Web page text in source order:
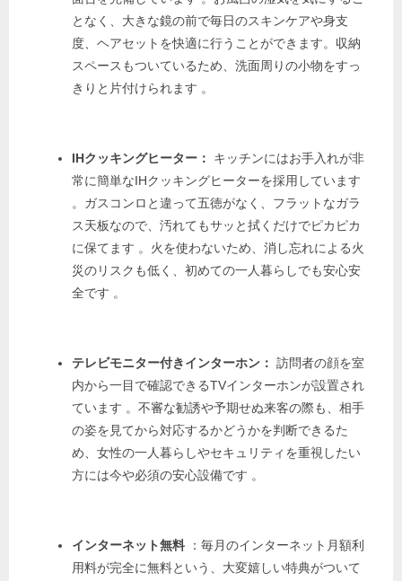
となく、大きな鏡の前で毎日のスキンケアや身支
度、ヘアセットを快適に行うことができます。収納
スペースもついているため、洗面周りの小物をすっ
きりと片付けられます 。
IHクッキングヒーター：
キッチンにはお手入れが非
常に簡単なIHクッキングヒーターを採用しています
。ガスコンロと違って五徳がなく、フラットなガラ
ス天板なので、汚れてもサッと拭くだけでピカピカ
に保てます 。火を使わないため、消し忘れによる火
災のリスクも低く、初めての一人暮らしでも安心安
全です 。
テレビモニター付きインターホン： 訪問者の顔を室
内から一目で確認できるTVインターホンが設置され
ています 。不審な勧誘や予期せぬ来客の際も、相手
の姿を見てから対応するかどうかを判断できるた
め、女性の一人暮らしやセキュリティを重視したい
方には今や必須の安心設備です 。
インターネット無料 ： 毎月のインターネット月額利
用料が完全に無料という、大変嬉しい特典がついて